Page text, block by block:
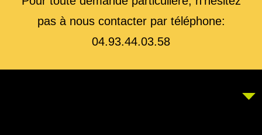
pas à nous contacter par téléphone:
04.93.44.03.58